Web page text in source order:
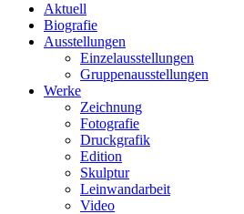
Aktuell
Biografie
Ausstellungen
Einzelausstellungen
Gruppenausstellungen
Werke
Zeichnung
Fotografie
Druckgrafik
Edition
Skulptur
Leinwandarbeit
Video